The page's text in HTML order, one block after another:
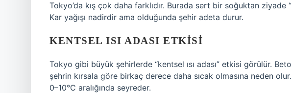
Tokyo’da kış çok daha farklıdır. Burada sert bir soğuktan
Kar yağışı nadirdir ama olduğunda şehir adeta durur.
KENTSEL ISI ADASI ETKISI
Tokyo gibi büyük şehirlerde “kentsel ısı adası” etkisi görülür.
şehrin kırsala göre birkaç derece daha sıcak olmasına neden
0–10°C aralığında seyreder.